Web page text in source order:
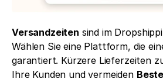
Versandzeiten sind im
Wählen Sie eine Plattform, die
garantiert. Kürzere Lieferzeiten
Ihre Kunden und vermeiden